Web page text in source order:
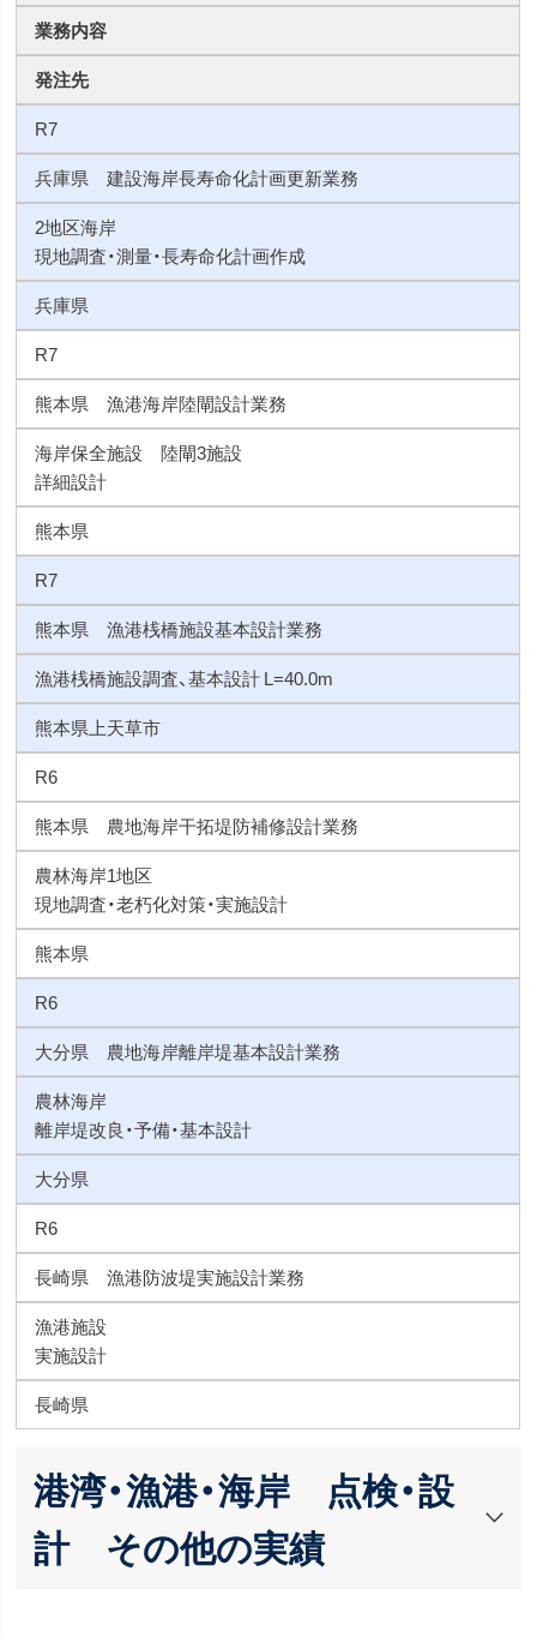
業務内容
発注先
R7
兵庫県 建設海岸長寿命化計画更新業務
2地区海岸
現地調査・測量・長寿命化計画作成
兵庫県
R7
熊本県 漁港海岸陸閘設計業務
海岸保全施設 陸閘3施設
詳細設計
熊本県
R7
熊本県 漁港桟橋施設基本設計業務
漁港桟橋施設調査、基本設計 L=40.0m
熊本県上天草市
R6
熊本県 農地海岸干拓堤防補修設計業務
農林海岸1地区
現地調査・老朽化対策・実施設計
熊本県
R6
大分県 農地海岸離岸堤基本設計業務
農林海岸
離岸堤改良・予備・基本設計
大分県
R6
長崎県 漁港防波堤実施設計業務
漁港施設
実施設計
長崎県
港湾・漁港・海岸 点検・設
計 その他の実績